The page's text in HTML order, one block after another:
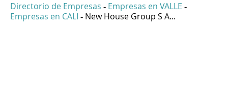
Directorio de Empresas - Empresas en VALLE -
Empresas en CALI - New House Group S A...